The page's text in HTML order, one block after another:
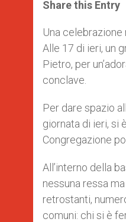
s
p
p
e
g
e
b
o
k
Share this Entry
Una
Alle 17 di ieri, un
Pietro, per
conclave.
Per dare spazio
giornata di ieri, si
Congregazione
All’interno della
nessuna ressa
retrostanti,
comuni: chi si è